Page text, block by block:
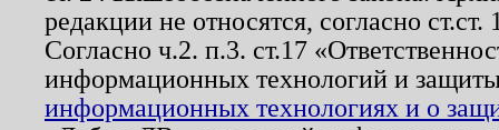
редакции не относятся, согласно
Согласно ч.2. п.3. ст.17
информационных технологий и
информационных технологиях и о